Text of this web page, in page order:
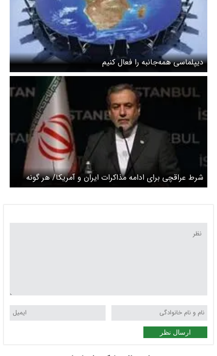
دیپلماسی همه‌جانبه را فعال کنیم
شرط عراقچی برای ادامه مذاکرات ایران و آمریکا/ هر گونه
مذاکره درباره توانمندی موشکی ایران رد شد
ارسال نظر